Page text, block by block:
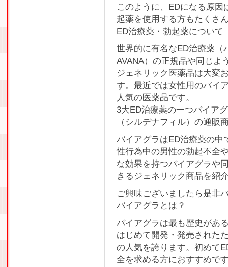
このように、EDになる原
起薬を使用する方もたくさ
ED治療薬・勃起薬について
世界的に有名なED治療薬（
AVANA）の正規品や同じよ
ジェネリック医薬品は大変
す。最近では女性用のバイ
人気の医薬品です。
3大ED治療薬の一つバイア
（シルデナフィル）の通販
バイアグラはED治療薬の中
性行為中の男性の勃起不全
な効果を持つバイアグラや
きるジェネリック商品を紹
ご興味ございましたら是非
バイアグラとは？
バイアグラは最も歴史があ
はじめて開発・発売された
の人気を誇ります。初めて
全を求める方におすすめで